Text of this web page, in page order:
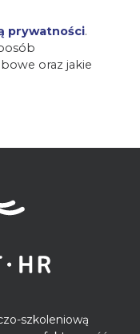
prywatności.
oraz jakie
szkoleniową